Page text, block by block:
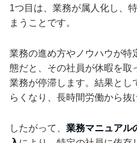
1つ目は、業務が属人化し、
まうことです。
業務の進め方やノウハウが特
態だと、その社員が休暇を取
業務が停滞します。結果とし
らくなり、長時間労働から抜
したがって、 業務マニュアル